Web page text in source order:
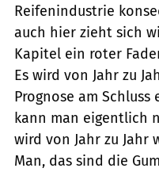
Reifenindustrie
auch hier zieht sich
Kapitel ein roter
Es wird von Jahr zu
Prognose am
kann man eigentlich
wird von Jahr zu Jahr
Man, das sind die